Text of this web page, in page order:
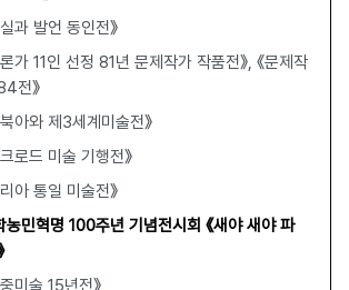
과 발언 동인전》
가 11인 선정 81년 문제작가 작품전》, 《문제작
전》
아와 제3세계미술전》
로드 미술 기행전》
아 통일 미술전》
농민혁명 100주년 기념전시회 《새야 새야 파
미술 15년전》